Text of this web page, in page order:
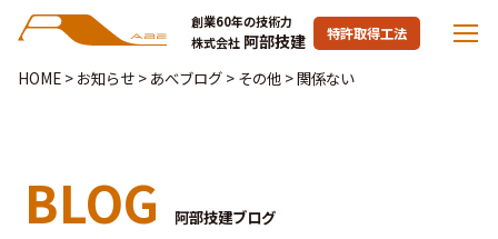
創業60年の技術力
株式会社 阿部技建 特許取得工法
HOME> お知らせ> あべブログ> その他>関係ない
BLOG 阿部技建ブログ